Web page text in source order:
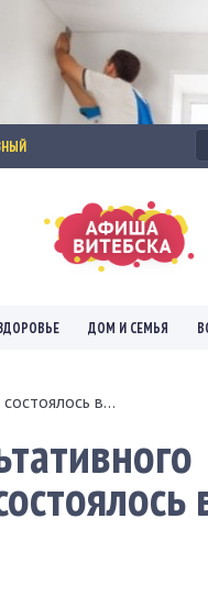
ДОМ И СЕМЬЯ
в...